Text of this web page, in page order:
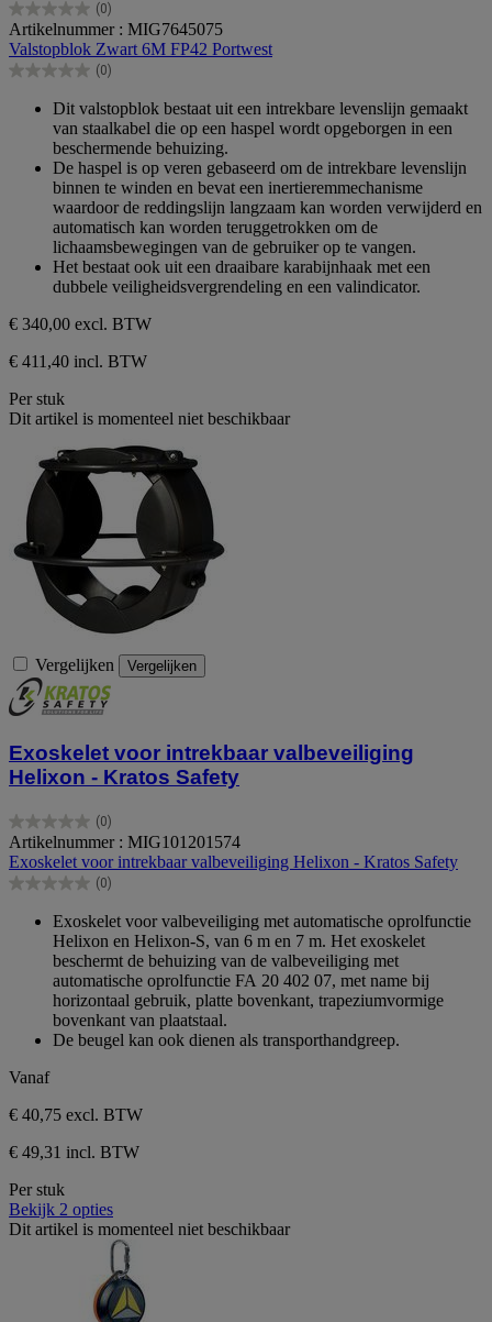
(0)
0.0
van
de
5
Artikelnummer : MIG7645075
Valstopblok Zwart 6M FP42 Portwest
(0)
0.0
sterren.
Dit valstopblok bestaat uit een intrekbare levenslijn gemaakt
van staalkabel die op een haspel wordt opgeborgen in een
beschermende behuizing.
De haspel is op veren gebaseerd om de intrekbare levenslijn
binnen te winden en bevat een inertieremmechanisme
waardoor de reddingslijn langzaam kan worden verwijderd en
automatisch kan worden teruggetrokken om de
lichaamsbewegingen van de gebruiker op te vangen.
Het bestaat ook uit een draaibare karabijnhaak met een
dubbele veiligheidsvergrendeling en een valindicator.
€ 340,00 excl. BTW
€ 411,40 incl. BTW
Per stuk
Dit artikel is momenteel niet beschikbaar
Vergelijken Vergelijken
Exoskelet voor intrekbaar valbeveiliging
Helixon - Kratos Safety
(0)
0.0
van
de
5
Artikelnummer : MIG101201574
Exoskelet voor intrekbaar valbeveiliging Helixon - Kratos Safety
(0)
0.0
sterren.
Exoskelet voor valbeveiliging met automatische oprolfunctie
Helixon en Helixon-S, van 6 m en 7 m. Het exoskelet
beschermt de behuizing van de valbeveiliging met
automatische oprolfunctie FA 20 402 07, met name bij
horizontaal gebruik, platte bovenkant, trapeziumvormige
bovenkant van plaatstaal.
De beugel kan ook dienen als transporthandgreep.
Vanaf
€ 40,75 excl. BTW
€ 49,31 incl. BTW
Per stuk
Bekijk 2 opties
Dit artikel is momenteel niet beschikbaar